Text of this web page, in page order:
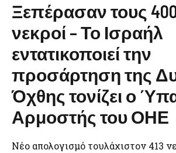
Ξεπέρασαν τους
νεκροί – Το Ισραήλ
εντατικοποιεί την
προσάρτηση της
Όχθης τονίζει ο
Αρμοστής του ΟΗΕ
Νέο απολογισμό τουλάχιστον 413